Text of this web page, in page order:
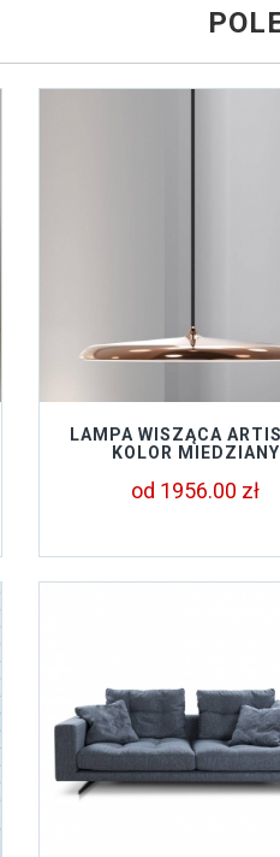
LAMPA WISZĄCA
KOLOR MIEDZIANY
od 1956.00 zł